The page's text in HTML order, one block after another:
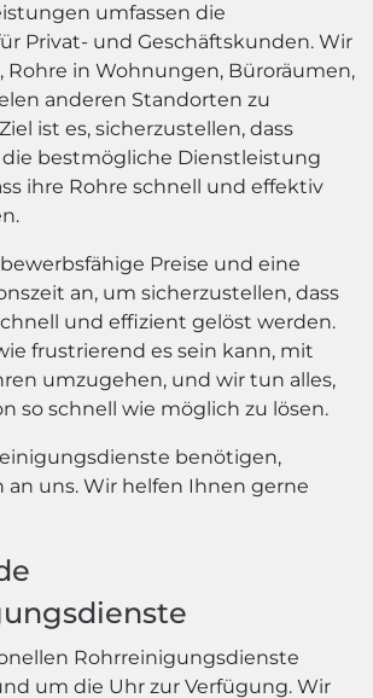
umfassen die
Privat- und Geschäftskunden. Wir
Rohre in Wohnungen, Büroräumen,
anderen Standorten zu
ist es, sicherzustellen, dass
bestmögliche Dienstleistung
ihre Rohre schnell und effektiv
Preise und eine
an, um sicherzustellen, dass
und effizient gelöst werden.
frustrierend es sein kann, mit
umzugehen, und wir tun alles,
so schnell wie möglich zu lösen.
benötigen,
an uns. Wir helfen Ihnen gerne
Rohrreinigungsdienste
um die Uhr zur Verfügung. Wir